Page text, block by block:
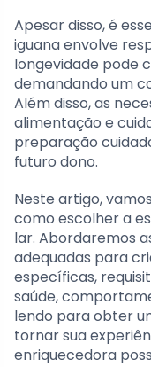
Apesar disso, é
iguana envolve
longevidade pode
demandando um
Além disso, as
alimentação e
preparação
futuro dono.
Neste artigo,
como escolher a
lar. Abordaremos
adequadas para
específicas,
saúde,
lendo para obter
tornar sua
enriquecedora